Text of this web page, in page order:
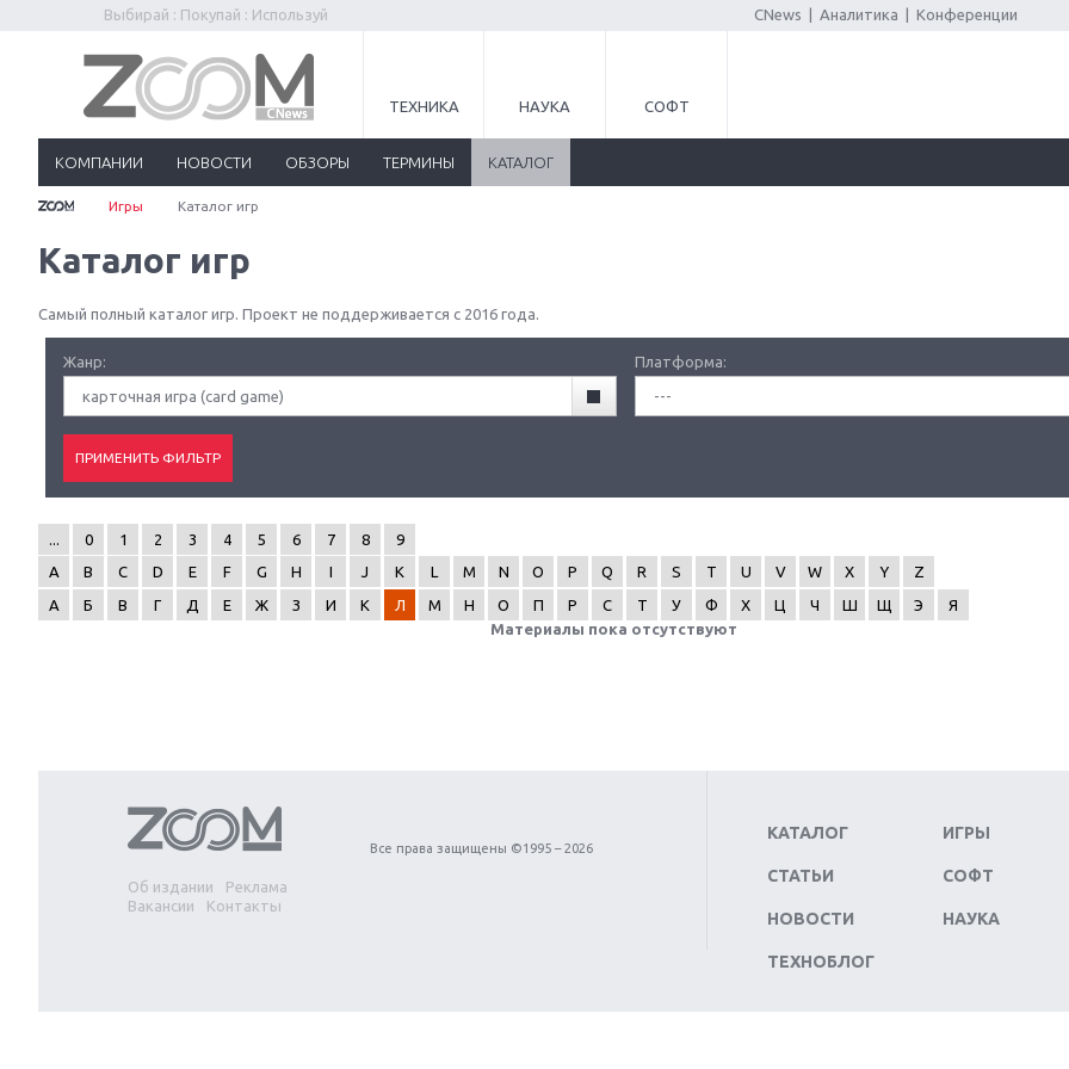
Выбирай : Покупай : Используй CNews Аналитика Конференции
ТЕХНИКА НАУКА СОФТ
КОМПАНИИ НОВОСТИ ОБЗОРЫ ТЕРМИНЫ КАТАЛОГ
Игры Каталог игр
Каталог игр
Самый полный каталог игр. Проект не поддерживается с 2016 года.
Жанр:
карточная игра (card game)
Платформа:
---
0 1 2 3 4 5 6 7 8
9
A
B C D E F G H I J K L M N O P Q R S T U V W X Y
Z
А
Б В Г Д Е Ж З И К Л М Н О П Р С Т У Ф Х Ц Ч Ш Щ Э
Я
Материалы пока отсутствуют
Об издании
Реклама
Вакансии
Контакты
Все права защищены ©1995 – 2026
КАТАЛОГ
СТАТЬИ
НОВОСТИ
ТЕХНОБЛОГ
ИГРЫ
СОФТ
НАУКА